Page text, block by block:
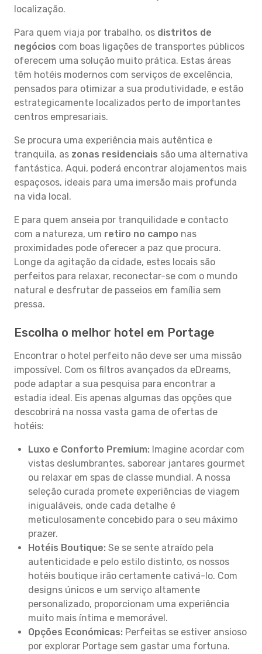
localização.
Para quem viaja por trabalho, os distritos de
negócios com boas ligações de transportes públicos
oferecem uma solução muito prática. Estas áreas
têm hotéis modernos com serviços de excelência,
pensados para otimizar a sua produtividade, e estão
estrategicamente localizados perto de importantes
centros empresariais.
Se procura uma experiência mais autêntica e
tranquila, as zonas residenciais são uma alternativa
fantástica. Aqui, poderá encontrar alojamentos mais
espaçosos, ideais para uma imersão mais profunda
na vida local.
E para quem anseia por tranquilidade e contacto
com a natureza, um retiro no campo nas
proximidades pode oferecer a paz que procura.
Longe da agitação da cidade, estes locais são
perfeitos para relaxar, reconectar-se com o mundo
natural e desfrutar de passeios em família sem
pressa.
Escolha o melhor hotel em Portage
Encontrar o hotel perfeito não deve ser uma missão
impossível. Com os filtros avançados da eDreams,
pode adaptar a sua pesquisa para encontrar a
estadia ideal. Eis apenas algumas das opções que
descobrirá na nossa vasta gama de ofertas de
hotéis:
Luxo e Conforto Premium: Imagine acordar com
vistas deslumbrantes, saborear jantares gourmet
ou relaxar em spas de classe mundial. A nossa
seleção curada promete experiências de viagem
inigualáveis, onde cada detalhe é
meticulosamente concebido para o seu máximo
prazer.
Hotéis Boutique: Se se sente atraído pela
autenticidade e pelo estilo distinto, os nossos
hotéis boutique irão certamente cativá-lo. Com
designs únicos e um serviço altamente
personalizado, proporcionam uma experiência
muito mais íntima e memorável.
Opções Económicas: Perfeitas se estiver ansioso
por explorar Portage sem gastar uma fortuna.